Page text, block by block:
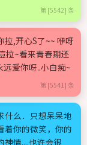
第 [5542] 条
,开心S了~~ 咿呀
拉~看来青春期还
远爱你呀..小白痴~
第 [5541] 条
什么．只想呆呆地
着你的微笑，你的
神情....也许会很